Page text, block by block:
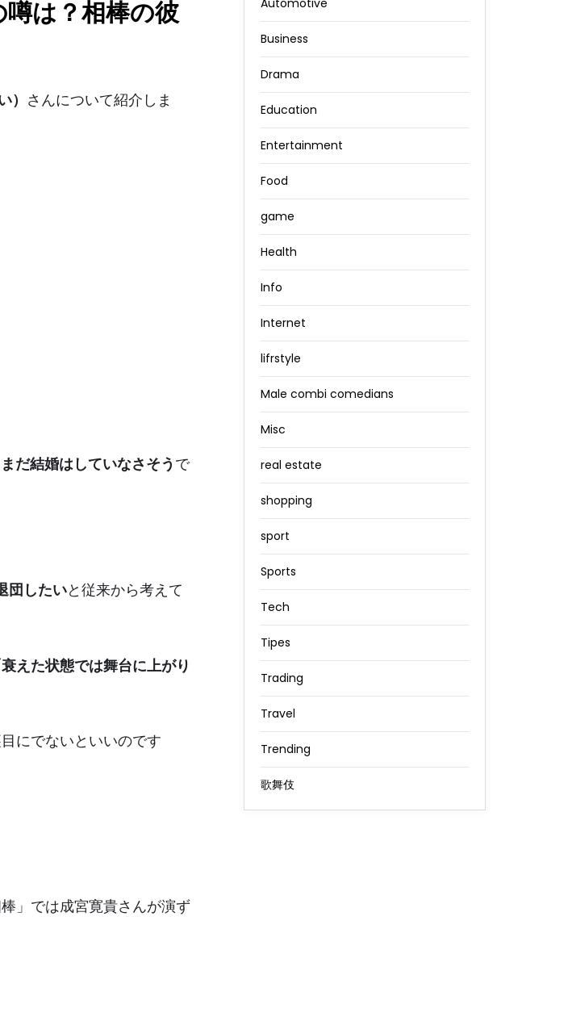
は？相棒の彼
） さんについて紹介しま
まだ結婚はしていなさそう で
団したいと従来から考えて
衰えた状態では舞台に上がり
にでないといいのです
」では成宮寛貴さんが演ず
Automotive
Business
Drama
Education
Entertainment
Food
game
Health
Info
Internet
lifrstyle
Male combi comedians
Misc
real estate
shopping
sport
Sports
Tech
Tipes
Trading
Travel
Trending
歌舞伎